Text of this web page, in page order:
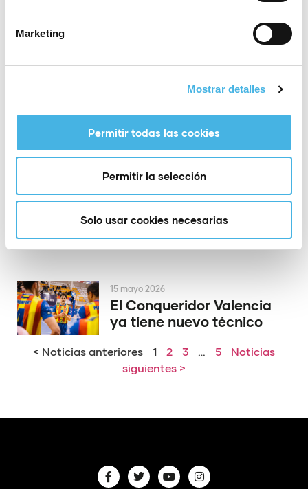
Marketing
Mostrar detalles
Permitir todas las cookies
Permitir la selección
Solo usar cookies necesarias
obra el ascenso a Asobal
Valencia volverá a acoger
la Copa del Rey de
voleibol
El PAS Alcoy rinde
homenaje a dos de sus
héroes de Europa
El Conqueridor Valencia
ya tiene nuevo técnico
15 mayo 2026
< Noticias anteriores 1 2 3 … 5
Noticias
siguientes >